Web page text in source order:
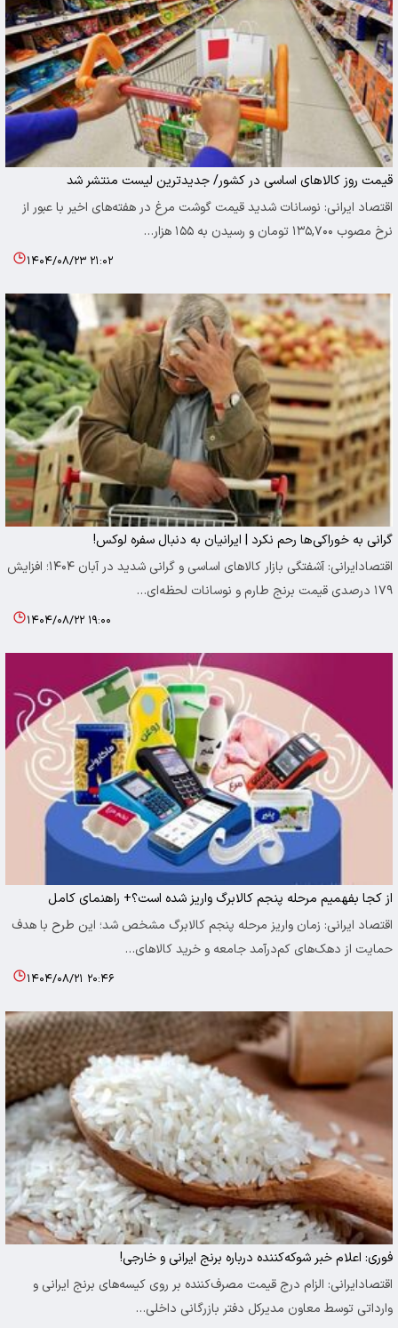
قیمت روز کالاهای اساسی در کشور/ جدیدترین لیست منتشر شد
اقتصاد ایرانی: نوسانات شدید قیمت گوشت مرغ در هفته‌های اخیر با عبور از
نرخ مصوب ۱۳۵,۷۰۰ تومان و رسیدن به ۱۵۵ هزار…
۱۴۰۴/۰۸/۲۳ ۲۱:۰۲
گرانی به خوراکی‌ها رحم نکرد | ایرانیان به دنبال سفره لوکس!
اقتصادایرانی: آشفتگی بازار کالاهای اساسی و گرانی شدید در آبان ۱۴۰۴؛ افزایش
۱۷۹ درصدی قیمت برنج طارم و نوسانات لحظه‌ای…
۱۴۰۴/۰۸/۲۲ ۱۹:۰۰
از کجا بفهمیم مرحله پنجم کالابرگ واریز شده است؟+ راهنمای کامل
اقتصاد ایرانی: زمان واریز مرحله پنجم کالابرگ مشخص شد؛ این طرح با هدف
حمایت از دهک‌های کم‌درآمد جامعه و خرید کالاهای…
۱۴۰۴/۰۸/۲۱ ۲۰:۴۶
فوری: اعلام خبر شوکه‌کننده درباره برنج ایرانی و خارجی!
اقتصادایرانی: الزام درج قیمت مصرف‌کننده بر روی کیسه‌های برنج ایرانی و
وارداتی توسط معاون مدیرکل دفتر بازرگانی داخلی…